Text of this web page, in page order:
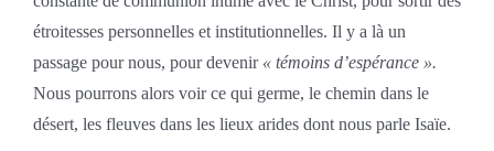
étroitesses personnelles et institutionnelles. Il y a là un
passage pour nous, pour devenir « témoins d’espérance ».
Nous pourrons alors voir ce qui germe, le chemin dans le
désert, les fleuves dans les lieux arides dont nous parle Isaïe.